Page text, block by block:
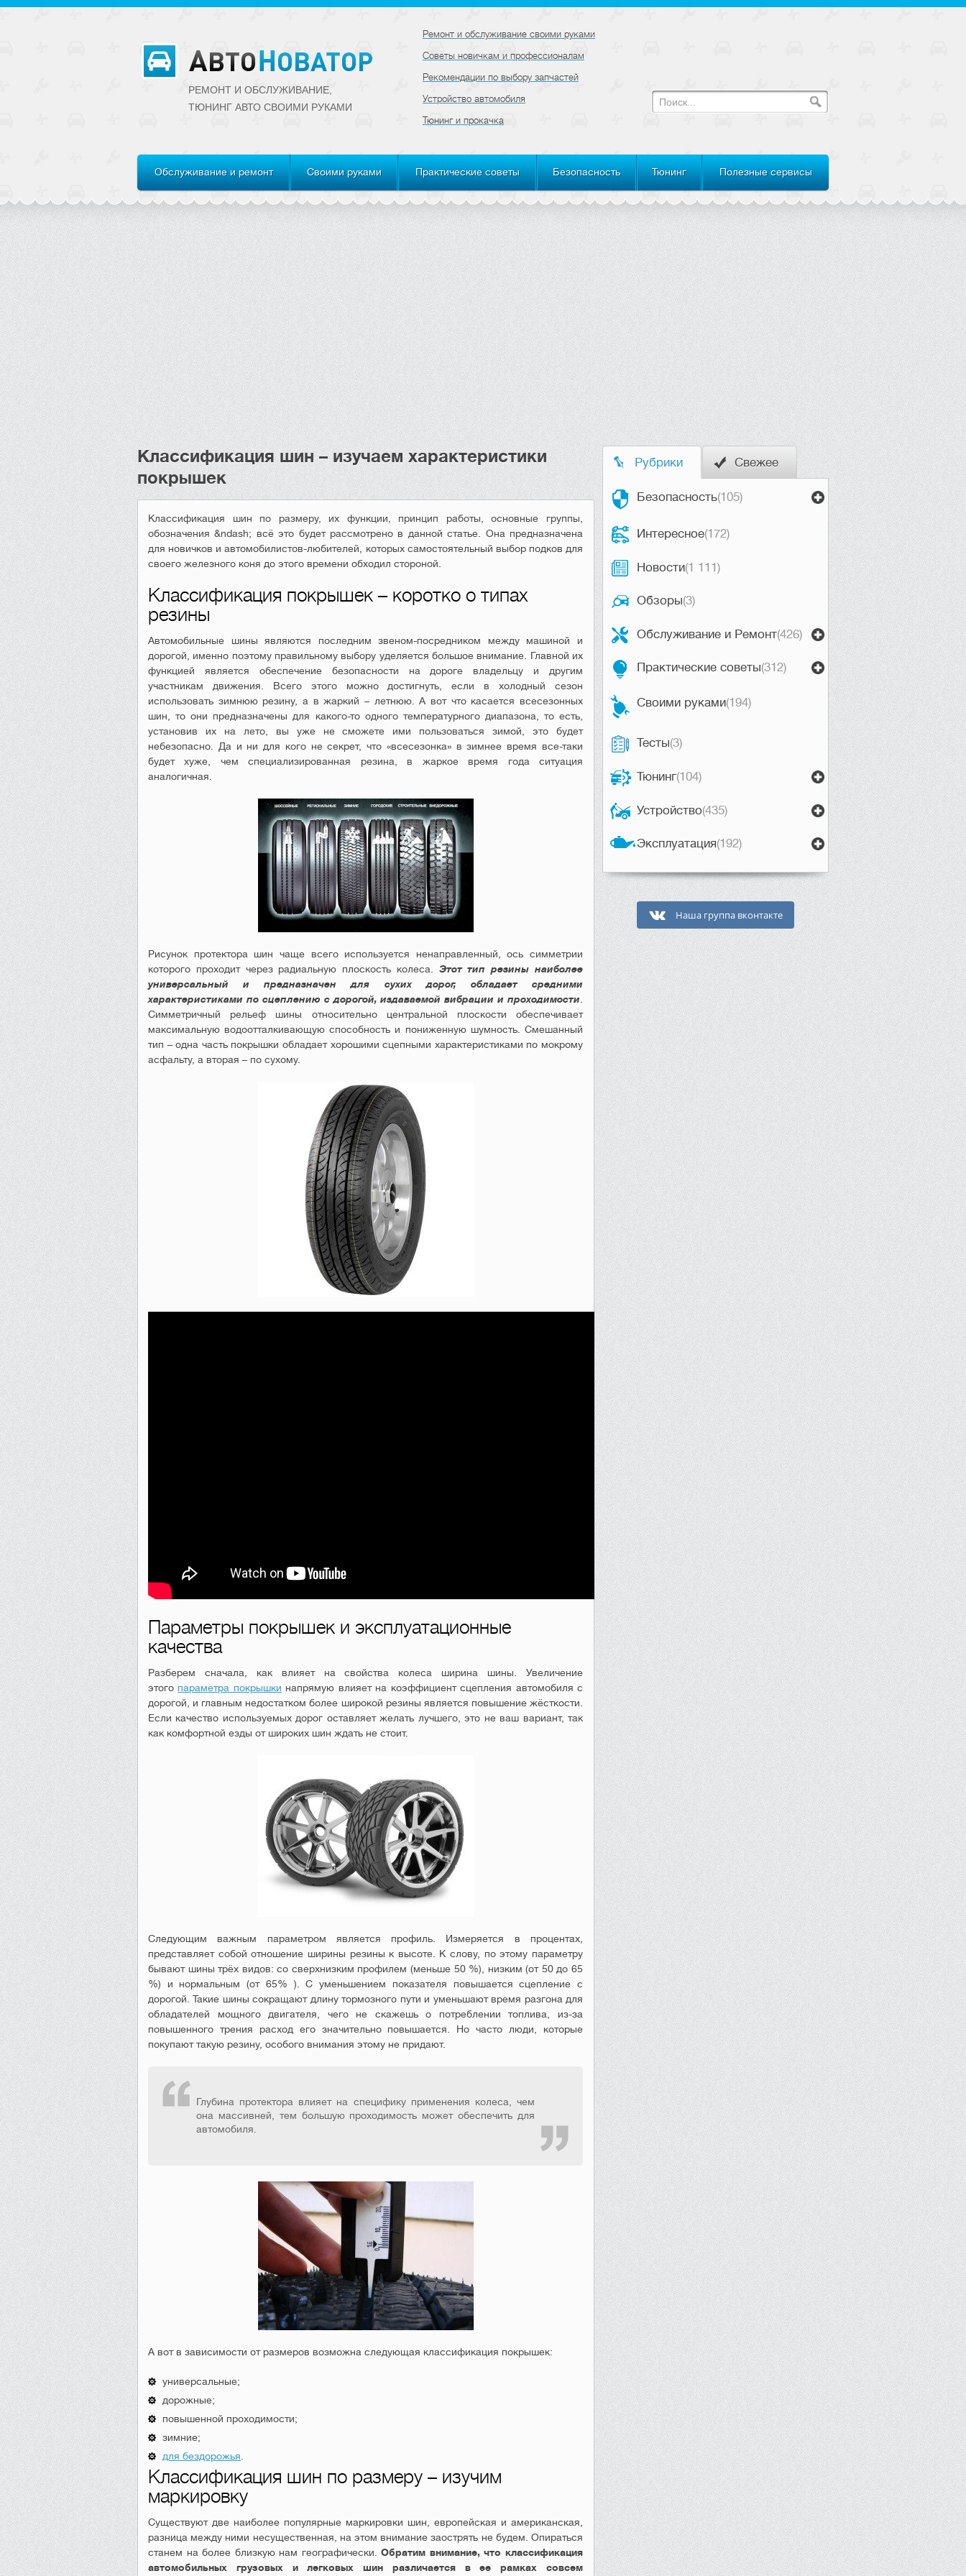
РЕМОНТ И ОБСЛУЖИВАНИЕ,
ТЮНИНГ АВТО CВОИМИ РУКАМИ
Ремонт и обслуживание своими руками
Советы новичкам и профессионалам
Рекомендации по выбору запчастей
Устройство автомобиля
Тюнинг и прокачка
Обслуживание и ремонт Своими руками Практические советы Безопасность Тюнинг Полезные сервисы
Классификация шин – изучаем характеристики
покрышек
Классификация шин по размеру, их функции, принцип работы, основные группы,
обозначения &ndash; всё это будет рассмотрено в данной статье. Она предназначена
для новичков и автомобилистов-любителей, которых самостоятельный выбор подков для
своего железного коня до этого времени обходил стороной.
Классификация покрышек – коротко о типах
резины
Автомобильные шины являются последним звеном-посредником между машиной и
дорогой, именно поэтому правильному выбору уделяется большое внимание. Главной их
функцией является обеспечение безопасности на дороге владельцу и другим
участникам движения. Всего этого можно достигнуть, если в холодный сезон
использовать зимнюю резину, а в жаркий – летнюю. А вот что касается всесезонных
шин, то они предназначены для какого-то одного температурного диапазона, то есть,
установив их на лето, вы уже не сможете ими пользоваться зимой, это будет
небезопасно. Да и ни для кого не секрет, что «всесезонка» в зимнее время все-таки
будет хуже, чем специализированная резина, в жаркое время года ситуация
аналогичная.
Рисунок протектора шин чаще всего используется ненаправленный, ось симметрии
которого проходит через радиальную плоскость колеса. Этот тип резины наиболее
универсальный и предназначен для сухих дорог, обладает средними
характеристиками по сцеплению с дорогой, издаваемой вибрации и проходимости
Симметричный рельеф шины относительно центральной плоскости обеспечивает
максимальную водоотталкивающую способность и пониженную шумность. Смешанный
тип – одна часть покрышки обладает хорошими сцепными характеристиками по мокрому
асфальту, а вторая – по сухому.
Параметры покрышек и эксплуатационные
качества
Разберем сначала, как влияет на свойства колеса ширина шины. Увеличение
этого параметра покрышки напрямую влияет на коэффициент сцепления автомобиля с
дорогой, и главным недостатком более широкой резины является повышение жёсткости.
Если качество используемых дорог оставляет желать лучшего, это не ваш вариант, так
как комфортной езды от широких шин ждать не стоит.
Следующим важным параметром является профиль. Измеряется в процентах,
представляет собой отношение ширины резины к высоте. К слову, по этому параметру
бывают шины трёх видов: со сверхнизким профилем (меньше 50 %), низким (от 50 до 65
%) и нормальным (от 65% ). С уменьшением показателя повышается сцепление с
дорогой. Такие шины сокращают длину тормозного пути и уменьшают время разгона для
обладателей мощного двигателя, чего не скажешь о потреблении топлива, из-за
повышенного трения расход его значительно повышается. Но часто люди, которые
покупают такую резину, особого внимания этому не придают.
Глубина протектора влияет на специфику применения колеса, чем
она массивней, тем большую проходимость может обеспечить для
автомобиля.
А вот в зависимости от размеров возможна следующая классификация покрышек:
универсальные;
дорожные;
повышенной проходимости;
зимние;
для бездорожья
Классификация шин по размеру – изучим
маркировку
Существуют две наиболее популярные маркировки шин, европейская и американская,
разница между ними несущественная, на этом внимание заострять не будем. Опираться
станем на более близкую нам географически.Обратим внимание, что классификация
автомобильных грузовых и легковых шин различается в ее рамках совсем
Рубрики Свежее
Безопасность(105)
Интересное(172)
Новости(1 111)
Обзоры(3)
Обслуживание и Ремонт(426)
Практические советы(312)
Своими руками(194)
Тесты(3)
Тюнинг(104)
Устройство(435)
Эксплуатация(192)
Наша группа вконтакте